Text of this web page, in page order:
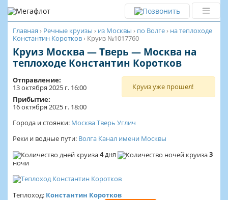
Главная › Речные круизы › из Москвы › по Волге› на теплоходе
Константин Коротков› Круиз №1017760
Круиз Москва — Тверь — Москва на
теплоходе Константин Коротков
Отправление:
13 октября 2025 г. 16:00
Прибытие:
16 октября 2025 г. 18:00
Круиз уже прошел!
Города и стоянки: МоскваТверь Углич
Реки и водные пути: Волга Канал имени Москвы
4дня
3
ночи
Теплоход: Константин Коротков